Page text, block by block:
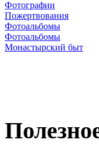
Фотографии
Пожертвования
Фотоальбомы
Фотоальбомы
Монастырский быт